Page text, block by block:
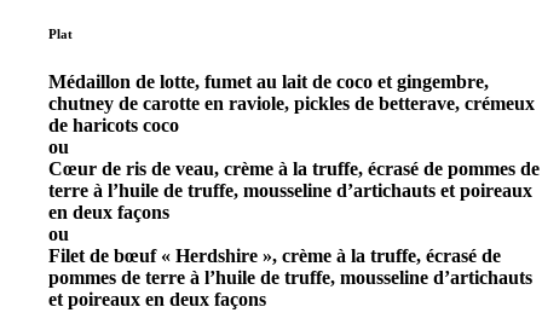
Plat
Médaillon de lotte, fumet au lait de coco et gingembre,
chutney de carotte en raviole, pickles de betterave, crémeux
de haricots coco
ou
Cœur de ris de veau, crème à la truffe, écrasé de pommes de
terre à l’huile de truffe, mousseline d’artichauts et poireaux
en deux façons
ou
Filet de bœuf « Herdshire », crème à la truffe, écrasé de
pommes de terre à l’huile de truffe, mousseline d’artichauts
et poireaux en deux façons